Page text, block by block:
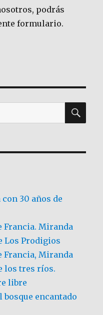
podrás
formulario.
con 30 años de
Francia. Miranda
Los Prodigios
Francia, Miranda
los tres ríos.
libre
bosque encantado